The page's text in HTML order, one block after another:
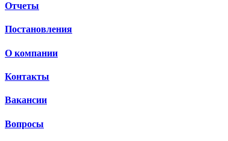
Отчеты
Постановления
О компании
Контакты
Вакансии
Вопросы